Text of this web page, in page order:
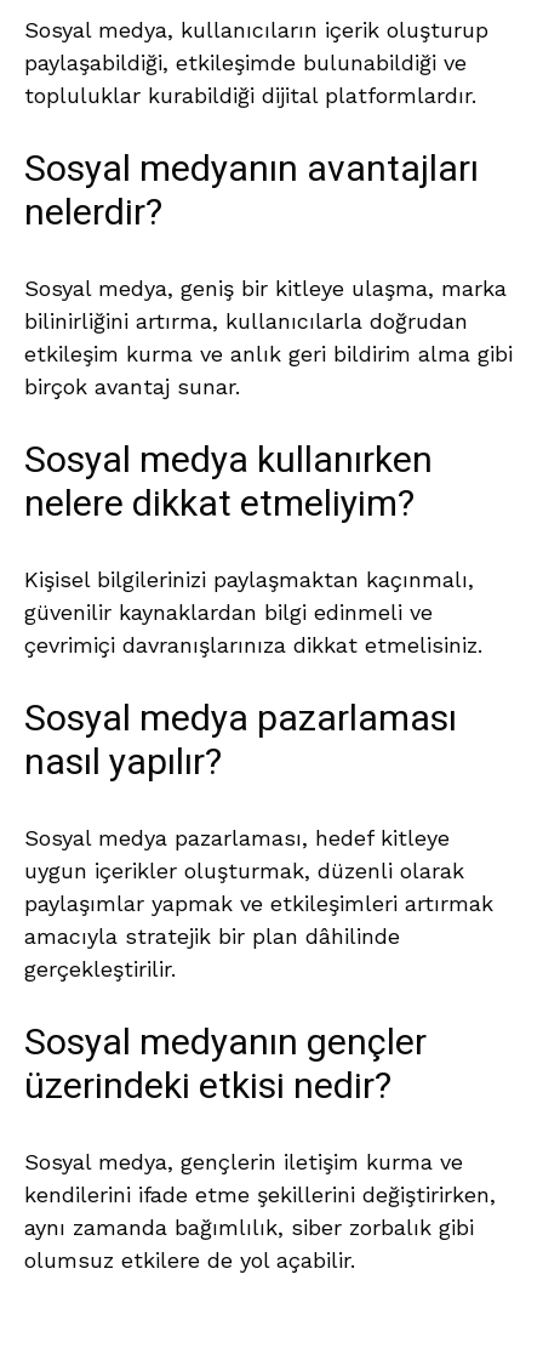
Sosyal medya, kullanıcıların içerik oluşturup
paylaşabildiği, etkileşimde bulunabildiği ve
topluluklar kurabildiği dijital platformlardır.
Sosyal medyanın avantajları
nelerdir?
Sosyal medya, geniş bir kitleye ulaşma, marka
bilinirliğini artırma, kullanıcılarla doğrudan
etkileşim kurma ve anlık geri bildirim alma gibi
birçok avantaj sunar.
Sosyal medya kullanırken
nelere dikkat etmeliyim?
Kişisel bilgilerinizi paylaşmaktan kaçınmalı,
güvenilir kaynaklardan bilgi edinmeli ve
çevrimiçi davranışlarınıza dikkat etmelisiniz.
Sosyal medya pazarlaması
nasıl yapılır?
Sosyal medya pazarlaması, hedef kitleye
uygun içerikler oluşturmak, düzenli olarak
paylaşımlar yapmak ve etkileşimleri artırmak
amacıyla stratejik bir plan dâhilinde
gerçekleştirilir.
Sosyal medyanın gençler
üzerindeki etkisi nedir?
Sosyal medya, gençlerin iletişim kurma ve
kendilerini ifade etme şekillerini değiştirirken,
aynı zamanda bağımlılık, siber zorbalık gibi
olumsuz etkilere de yol açabilir.